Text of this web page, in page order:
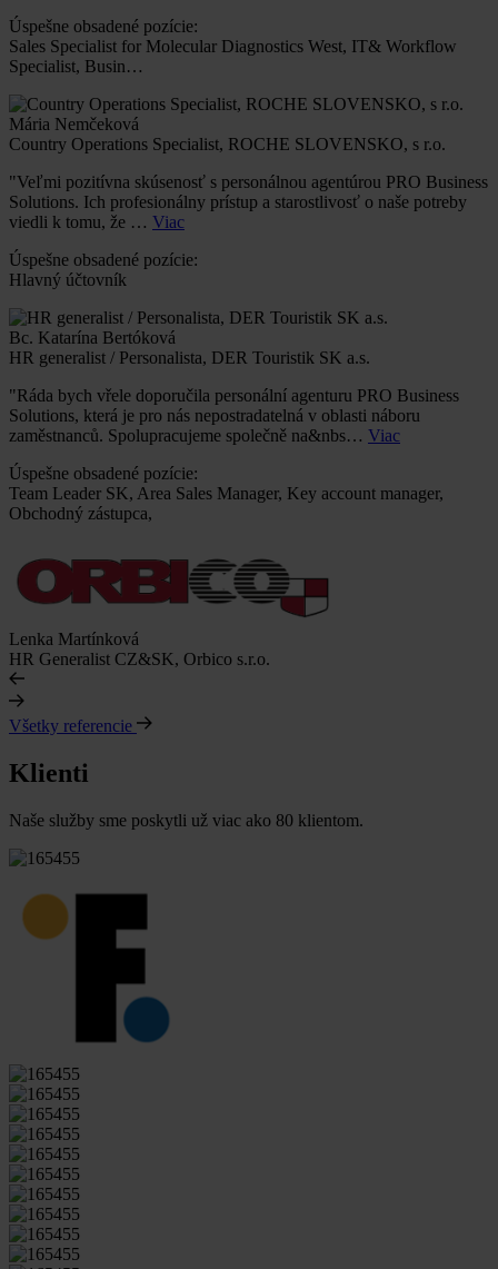
Úspešne obsadené pozície:
Sales Specialist for Molecular Diagnostics West, IT& Workflow
Specialist, Busin…
Mária Nemčeková
Country Operations Specialist, ROCHE SLOVENSKO, s r.o.
"Veľmi pozitívna skúsenosť s personálnou agentúrou PRO Business
Solutions. Ich profesionálny prístup a starostlivosť o naše potreby
viedli k tomu, že … Viac
Úspešne obsadené pozície:
Hlavný účtovník
Bc. Katarína Bertóková
HR generalist / Personalista, DER Touristik SK a.s.
"Ráda bych vřele doporučila personální agenturu PRO Business
Solutions, která je pro nás nepostradatelná v oblasti náboru
zaměstnanců. Spolupracujeme společně na&nbs… Viac
Úspešne obsadené pozície:
Team Leader SK, Area Sales Manager, Key account manager,
Obchodný zástupca,
Lenka Martínková
HR Generalist CZ&SK, Orbico s.r.o.
Všetky referencie
Klienti
Naše služby sme poskytli už viac ako 80 klientom.